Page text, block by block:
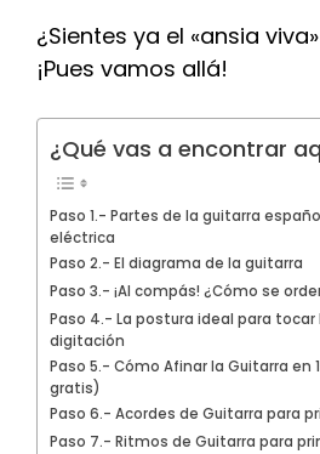
¿Sientes ya el «ansia
¡Pues vamos allá!
¿Qué vas a encontrar
Paso 1.- Partes de la guitarra
eléctrica
Paso 2.- El diagrama de la guitarra
Paso 3.- ¡Al compás! ¿Cómo se
Paso 4.- La postura ideal para tocar
digitación
Paso 5.- Cómo Afinar la Guitarra en
gratis)
Paso 6.- Acordes de Guitarra para
Paso 7.- Ritmos de Guitarra para